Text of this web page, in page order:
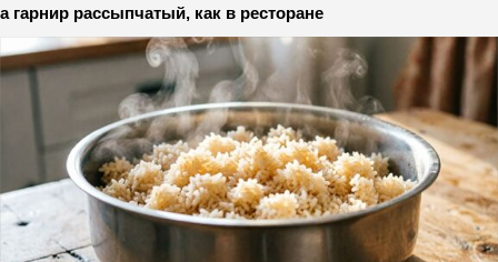
а гарнир рассыпчатый, как в ресторане